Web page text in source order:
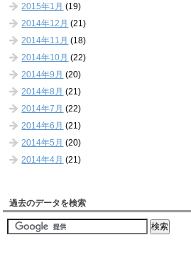
2015年1月 (19)
2014年12月 (21)
2014年11月 (18)
2014年10月 (22)
2014年9月 (20)
2014年8月 (21)
2014年7月 (22)
2014年6月 (21)
2014年5月 (20)
2014年4月 (21)
過去のデータを検索